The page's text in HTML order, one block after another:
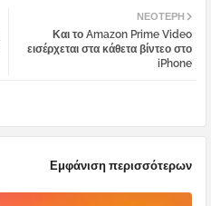
atsa
ΝΕΌΤΕΡΗ
Και το Amazon Prime Video
εισέρχεται στα κάθετα βίντεο στο
iPhone
Εμφάνιση περισσότερων